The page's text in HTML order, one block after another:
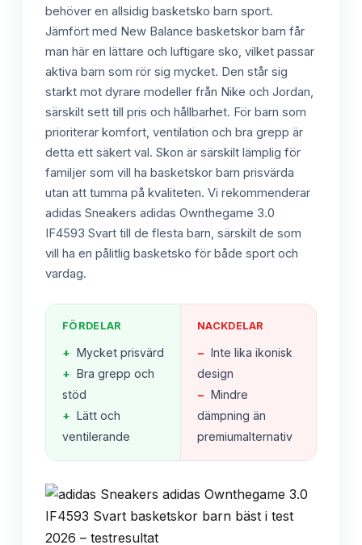
behöver en allsidig basketsko barn sport.
Jämfört med New Balance basketskor barn får
man här en lättare och luftigare sko, vilket passar
aktiva barn som rör sig mycket. Den står sig
starkt mot dyrare modeller från Nike och Jordan,
särskilt sett till pris och hållbarhet. För barn som
prioriterar komfort, ventilation och bra grepp är
detta ett säkert val. Skon är särskilt lämplig för
familjer som vill ha basketskor barn prisvärda
utan att tumma på kvaliteten. Vi rekommenderar
adidas Sneakers adidas Ownthegame 3.0
IF4593 Svart till de flesta barn, särskilt de som
vill ha en pålitlig basketsko för både sport och
vardag.
FÖRDELAR
+ Mycket prisvärd
+ Bra grepp och
stöd
+ Lätt och
ventilerande
NACKDELAR
− Inte lika ikonisk
design
− Mindre
dämpning än
premiumalternativ